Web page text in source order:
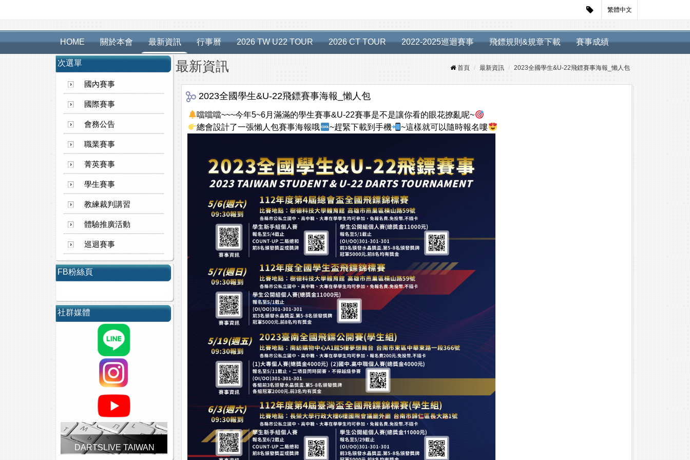
繁體中文
HOME 關於本會 最新資訊 行事曆 2026 TW U22 TOUR 2026 CT TOUR 2022-2025巡迴賽事 飛鏢規則&規章下載 賽事成績
次選單
國內賽事
國際賽事
會務公告
職業賽事
菁英賽事
學生賽事
教練裁判講習
體驗推廣活動
巡迴賽事
FB粉絲頁
社群媒體
DARTSLIVE TAIWAN
最新資訊 首頁 最新資訊 2023全國學生&U-22飛鏢賽事海報_懶人包
2023全國學生&U-22飛鏢賽事海報_懶人包
噹噹噹~~~今年5~6月滿滿的學生賽事&U-22賽事是不是讓你看的眼花撩亂呢~
總會設計了一張懶人包賽事海報哦
~趕緊下載到手機 ~這樣就可以隨時報名嘍